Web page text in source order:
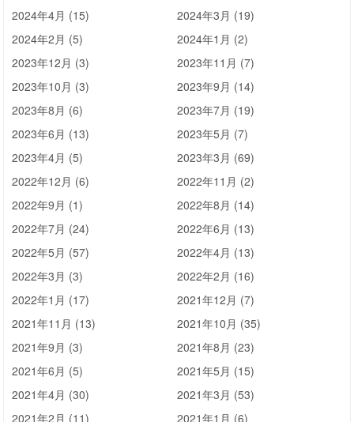
2024年4月 (15)
2024年3月 (19)
2024年2月 (5)
2024年1月 (2)
2023年12月 (3)
2023年11月 (7)
2023年10月 (3)
2023年9月 (14)
2023年8月 (6)
2023年7月 (19)
2023年6月 (13)
2023年5月 (7)
2023年4月 (5)
2023年3月 (69)
2022年12月 (6)
2022年11月 (2)
2022年9月 (1)
2022年8月 (14)
2022年7月 (24)
2022年6月 (13)
2022年5月 (57)
2022年4月 (13)
2022年3月 (3)
2022年2月 (16)
2022年1月 (17)
2021年12月 (7)
2021年11月 (13)
2021年10月 (35)
2021年9月 (3)
2021年8月 (23)
2021年6月 (5)
2021年5月 (15)
2021年4月 (30)
2021年3月 (53)
2021年2月 (11)
2021年1月 (6)